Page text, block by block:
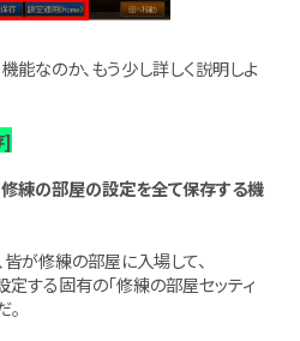
能なのか、もう少し詳しく説明しよ
]
練の部屋の設定を全て保存する機
が修練の部屋に入場して、
する固有の「修練の部屋セッティ